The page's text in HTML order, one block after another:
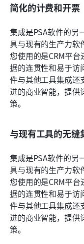
简化的计费和开票
集成是PSA软件的另
具与现有的生产力软
您使用的是CRM平
据的连贯性和易于访
件与其他工具集成还
进的商业智能，提供
策。
与现有工具的无缝
集成是PSA软件的另
具与现有的生产力软
您使用的是CRM平
据的连贯性和易于访
件与其他工具集成还
进的商业智能，提供
策。